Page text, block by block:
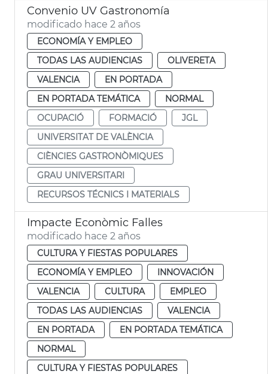
Convenio UV Gastronomía
modificado hace 2 años
ECONOMÍA Y EMPLEO
TODAS LAS AUDIENCIAS
OLIVERETA
VALENCIA
EN PORTADA
EN PORTADA TEMÁTICA
NORMAL
OCUPACIÓ
FORMACIÓ
JGL
UNIVERSITAT DE VALÈNCIA
CIÈNCIES GASTRONÒMIQUES
GRAU UNIVERSITARI
RECURSOS TÉCNICS I MATERIALS
Impacte Econòmic Falles
modificado hace 2 años
CULTURA Y FIESTAS POPULARES
ECONOMÍA Y EMPLEO
INNOVACIÓN
VALENCIA
CULTURA
EMPLEO
TODAS LAS AUDIENCIAS
VALENCIA
EN PORTADA
EN PORTADA TEMÁTICA
NORMAL
CULTURA Y FIESTAS POPULARES